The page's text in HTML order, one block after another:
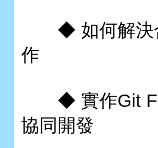
◆ 如何解決合
作
◆ 實作Git
協同開發